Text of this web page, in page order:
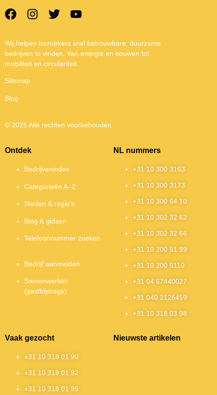
Wij helpen bezoekers snel betrouwbare, duurzame
bedrijven te vinden. Van energie en bouwen tot
mobiliteit en circulariteit.
Sitemap
Blog
© 2025 Alle rechten voorbehouden
Ontdek
Bedrijvenindex
Categorieën A–Z
Steden & regio’s
Blog & gidsen
Telefoonnummer zoeken
Bedrijf aanmelden
Samenwerken
(gastbijdrage)
NL nummers
+31 10 300 3163
+31 10 300 3173
+31 10 300 64 10
+31 10 302 32 62
+31 10 302 32 66
+31 10 200 51 99
+31 10 200 5110
+31 04 67440027
+31 040 2126459
+31 10 318 03 98
Vaak gezocht
+31 10 318 01 90
+31 10 318 01 92
+31 10 318 01 99
Nieuwste artikelen